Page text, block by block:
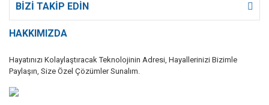
BİZİ TAKİP EDİN
HAKKIMIZDA
Hayatınızı Kolaylaştıracak Teknolojinin Adresi, Hayallerinizi Bizimle
Paylaşın, Size Özel Çözümler Sunalım.